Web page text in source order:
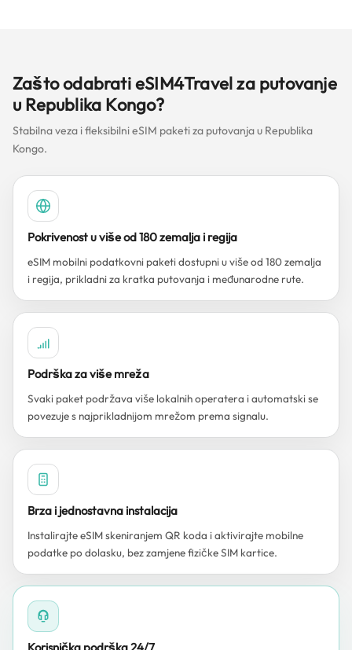
Zašto odabrati eSIM4Travel za putovanje
u Republika Kongo?
Stabilna veza i fleksibilni eSIM paketi za putovanja u Republika
Kongo.
Pokrivenost u više od 180 zemalja i regija
eSIM mobilni podatkovni paketi dostupni u više od 180 zemalja
i regija, prikladni za kratka putovanja i međunarodne rute.
Podrška za više mreža
Svaki paket podržava više lokalnih operatera i automatski se
povezuje s najprikladnijom mrežom prema signalu.
Brza i jednostavna instalacija
Instalirajte eSIM skeniranjem QR koda i aktivirajte mobilne
podatke po dolasku, bez zamjene fizičke SIM kartice.